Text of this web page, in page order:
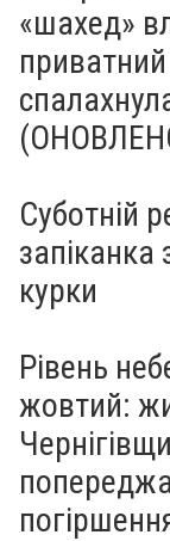
«шахед»
Суботній
запіканка
курки
Рівень
жовтий: